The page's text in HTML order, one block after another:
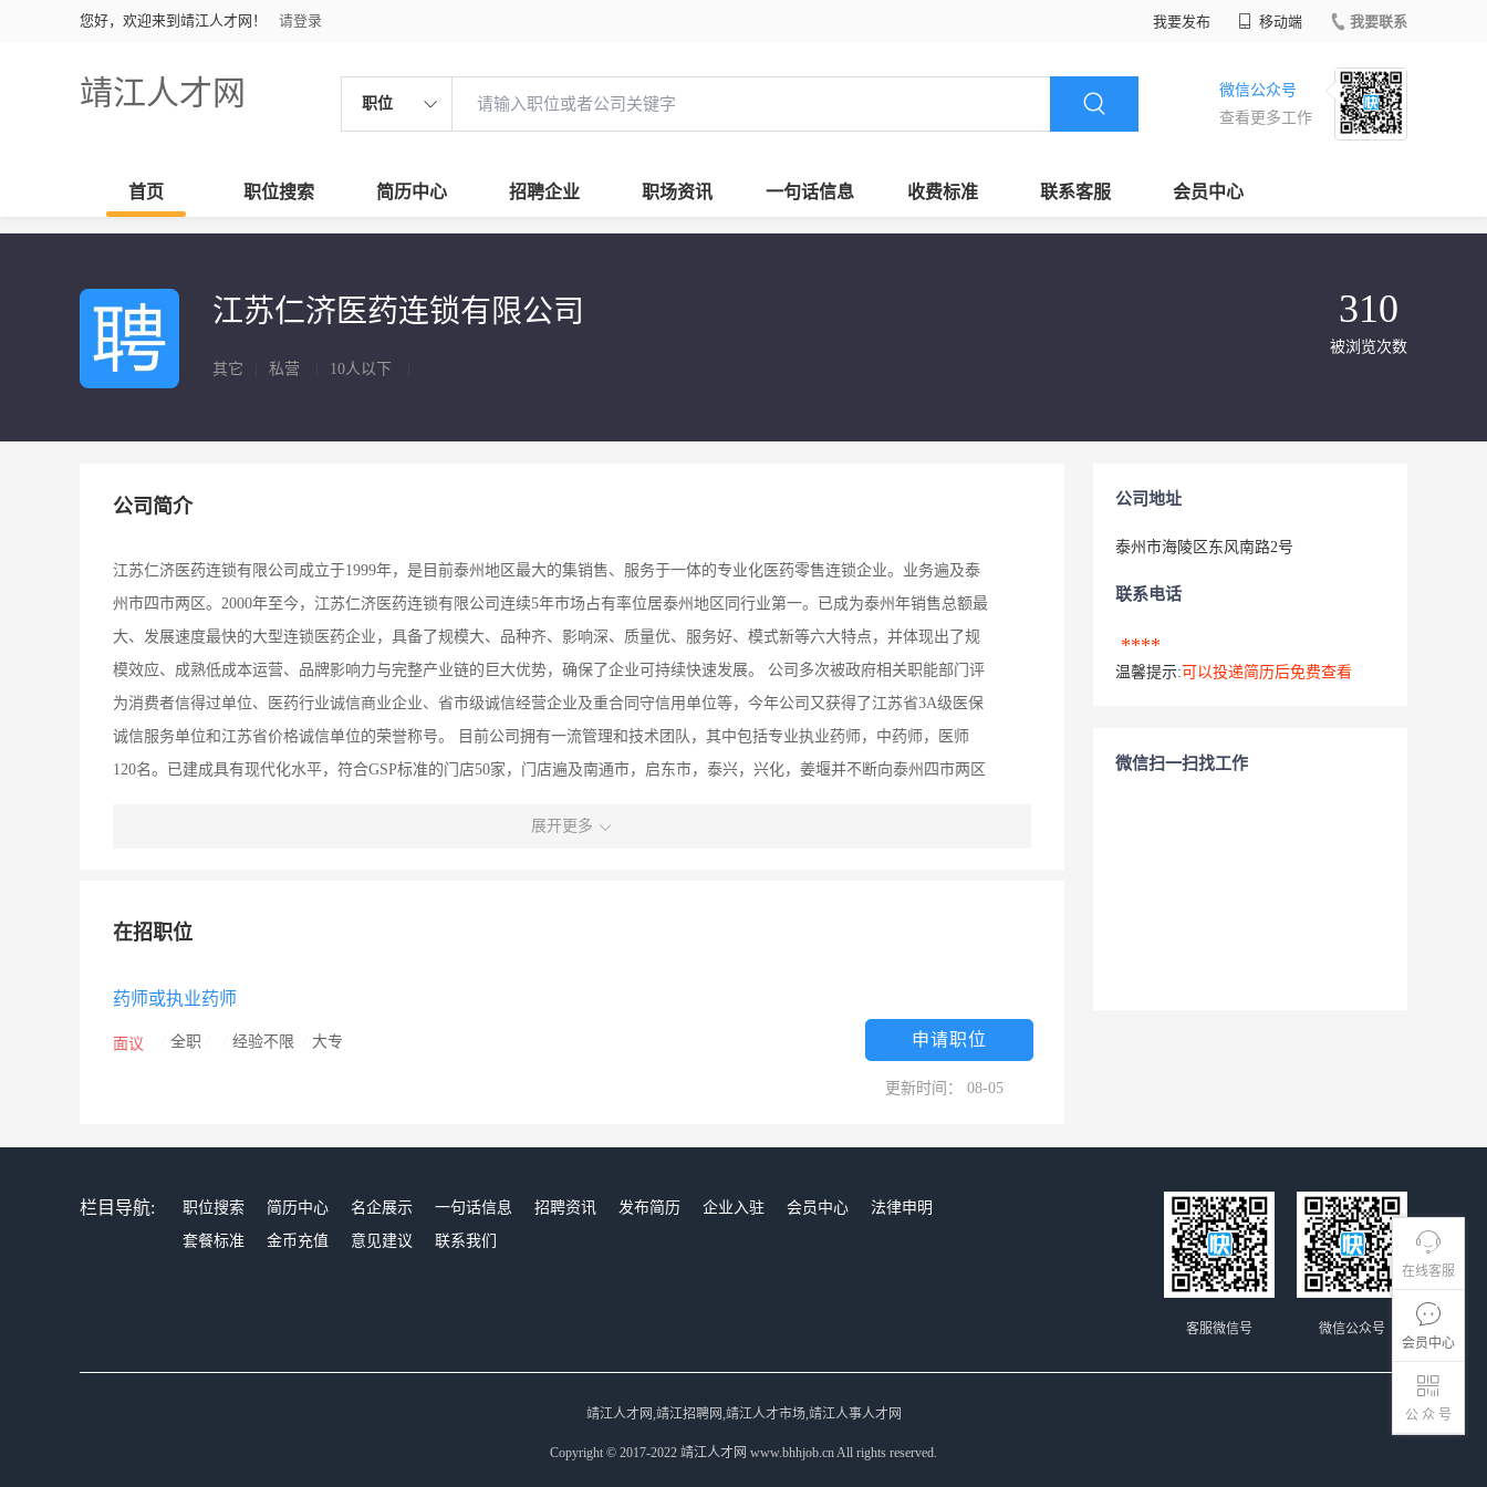
您好，欢迎来到靖江人才网！ 请登录 我要发布 移动端 我要联系
靖江人才网 职位
微信公众号
查看更多工作
首页 职位搜索 简历中心 招聘企业 职场资讯 一句话信息 收费标准 联系客服 会员中心
在线客服
会员中心
公 众 号
江苏仁济医药连锁有限公司
其它 私营 10人以下
310
被浏览次数
公司简介
江苏仁济医药连锁有限公司成立于1999年，是目前泰州地区最大的集销售、服务于一体的专业化医药零售连锁企业。业务遍及泰
州市四市两区。2000年至今，江苏仁济医药连锁有限公司连续5年市场占有率位居泰州地区同行业第一。已成为泰州年销售总额最
大、发展速度最快的大型连锁医药企业，具备了规模大、品种齐、影响深、质量优、服务好、模式新等六大特点，并体现出了规
模效应、成熟低成本运营、品牌影响力与完整产业链的巨大优势，确保了企业可持续快速发展。 公司多次被政府相关职能部门评
为消费者信得过单位、医药行业诚信商业企业、省市级诚信经营企业及重合同守信用单位等，今年公司又获得了江苏省3A级医保
诚信服务单位和江苏省价格诚信单位的荣誉称号。 目前公司拥有一流管理和技术团队，其中包括专业执业药师，中药师，医师
120名。已建成具有现代化水平，符合GSP标准的门店50家，门店遍及南通市，启东市，泰兴，兴化，姜堰并不断向泰州四市两区
寻求双赢”的经营理念，开拓市场，竭诚为广大顾客提供专业，一流的服务。在追求社会价值最大化的同时谋取企业可持续性发
的最大梦想！在此仁济医药热诚欢迎广大优秀人士的加盟，为打造“仁济”医药中国品牌、振兴民族医药企业共同奋斗！
展开更多
在招职位
药师或执业药师
面议 全职 经验不限 大专 申请职位
更新时间： 08-05
公司地址
泰州市海陵区东风南路2号
联系电话
****
温馨提示: 可以投递简历后免费查看
微信扫一扫找工作
栏目导航: 职位搜索 简历中心 名企展示 一句话信息 招聘资讯 发布简历 企业入驻 会员中心
法律申明
套餐标准
金币充值 意见建议 联系我们
微信公众号
客服微信号
靖江人才网,靖江招聘网,靖江人才市场,靖江人事人才网
Copyright © 2017-2022 靖江人才网 www.bhhjob.cn All rights reserved.